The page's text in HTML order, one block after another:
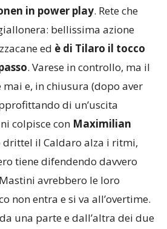
in power play. Rete che
bellissima azione
ed è di Tilaro il tocco
. Varese in controllo, ma il
e, in chiusura (dopo aver
di un’uscita
colpisce con Maximilian
drittel il Caldaro alza i ritmi,
tiene difendendo davvero
avrebbero le loro
non entra e si va all’overtime.
una parte e dall’altra dei due